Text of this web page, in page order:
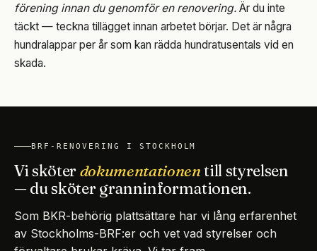
förening innan du genomför en renovering. Är du inte
täckt — teckna tillägget innan arbetet börjar. Det är några
hundralappar per år som kan rädda hundratusentals vid en
skada.
BRF-RENOVERING I STOCKHOLM
Vi sköterdokumentationentill styrelsen
— du sköter granninformationen.
Som BKR-behörig plattsättare har vi lång erfarenhet
av Stockholms-BRF:er och vet vad styrelser och